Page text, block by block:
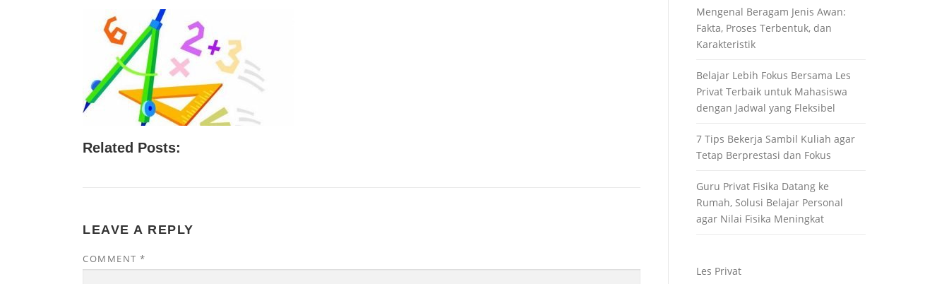
Related Posts:
LEAVE A REPLY
COMMENT *
Mengenal Beragam Jenis Awan:
Fakta, Proses Terbentuk, dan
Karakteristik
Belajar Lebih Fokus Bersama Les
Privat Terbaik untuk Mahasiswa
dengan Jadwal yang Fleksibel
7 Tips Bekerja Sambil Kuliah agar
Tetap Berprestasi dan Fokus
Guru Privat Fisika Datang ke
Rumah, Solusi Belajar Personal
agar Nilai Fisika Meningkat
Les Privat